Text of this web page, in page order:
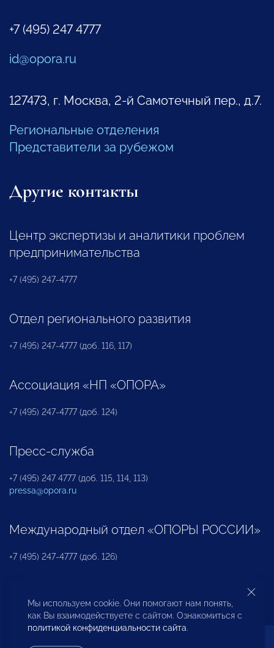
+7 (495) 247 4777
id@opora.ru
127473, г. Москва, 2-й Самотечный пер., д.7.
Региональные отделения
Представители за рубежом
Другие контакты
Центр экспертизы и аналитики проблем
предпринимательства
+7 (495) 247-4777
Отдел регионального развития
+7 (495) 247-4777 (доб. 116, 117)
Ассоциация «НП «ОПОРА»
+7 (495) 247-4777 (доб. 124)
Пресс-служба
+7 (495) 247 4777 (доб. 115, 114, 113)
pressa@opora.ru
Международный отдел «ОПОРЫ РОССИИ»
+7 (495) 247-4777 (доб. 126)
Бюро по защите прав предпринимателей и
инвесторов
Мы используем cookie. Они помогают нам понять,
как Вы взаимодействуете с сайтом. Ознакомиться с
политикой конфиденциальности сайта.